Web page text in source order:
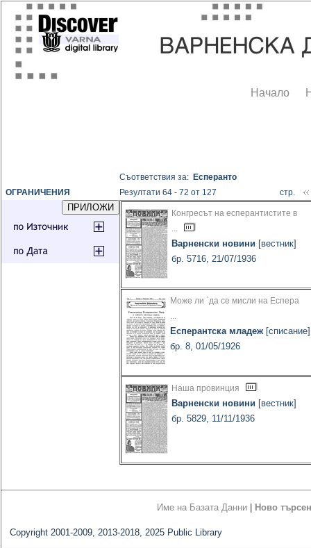
Начало
ОГРАНИЧЕНИЯ
Съответствия за: Есперанто
Резултати 64 - 72 от 127
стр.
Конгресът на есперантистите в
...
Варненски новини [вестник]
бр. 5716, 21/07/1936
Може ли `да се мисли на Еспера
...
Есперантска младеж [списание]
бр. 8, 01/05/1926
Наша провинция
Варненски новини [вестник]
бр. 5829, 11/11/1936
Име на Базата Данни Ново
Copyright 2001-2009, 2013-2018, 2025 Public Library